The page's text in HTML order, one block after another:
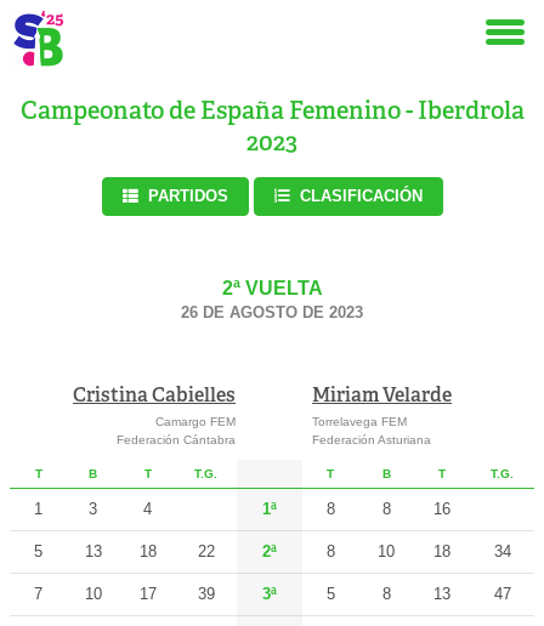
Campeonato de España Femenino - Iberdrola
2023
PARTIDOS CLASIFICACIÓN
2ª VUELTA
26 DE AGOSTO DE 2023
Cristina Cabielles
Camargo FEM
Federación Cántabra
Miriam Velarde
Torrelavega FEM
Federación Asturiana
T B T T.G. T B T T.G.
1 3 4 1ª 8 8 16
5 13 18 22 2ª 8 10 18 34
7 10 17 39 3ª 5 8 13 47